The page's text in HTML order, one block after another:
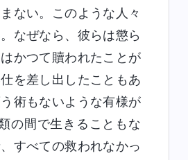
ない。このような人々
なぜなら、彼らは懲ら
かつて贖われたことが
を差し出したこともあ
術もないような有様が
の間で生きることもな
すべての救われなかっ